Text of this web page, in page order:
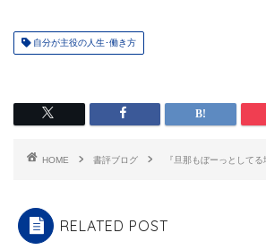
自分が主役の人生･働き方
HOME 書評ブログ 『旦那もぼーっとしてる
RELATED POST